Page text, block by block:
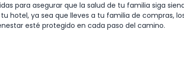
para asegurar que la salud de tu familia siga
hotel, ya sea que lleves a tu familia de compras,
esté protegido en cada paso del camino.